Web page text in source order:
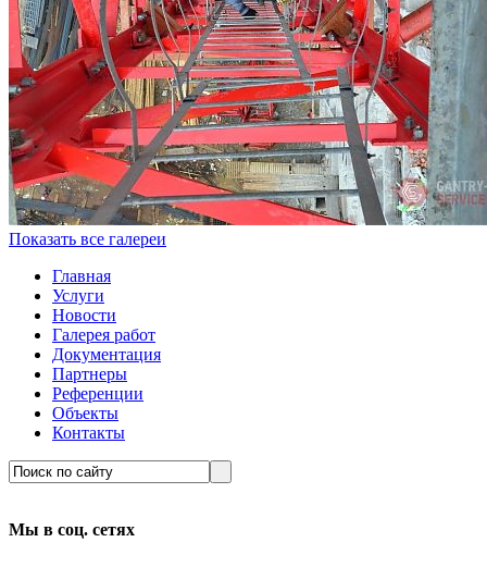
Показать все галереи
Главная
Услуги
Новости
Галерея работ
Документация
Партнеры
Референции
Объекты
Контакты
Мы в соц. сетях